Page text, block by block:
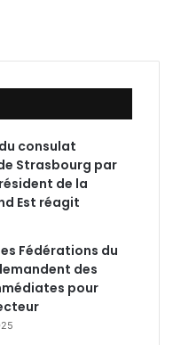
consulat
Strasbourg par
de la
Est réagit
Fédérations du
des
pour